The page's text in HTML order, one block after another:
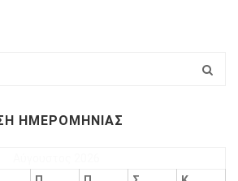
ΗΜΕΡΟΜΗΝΊΑΣ